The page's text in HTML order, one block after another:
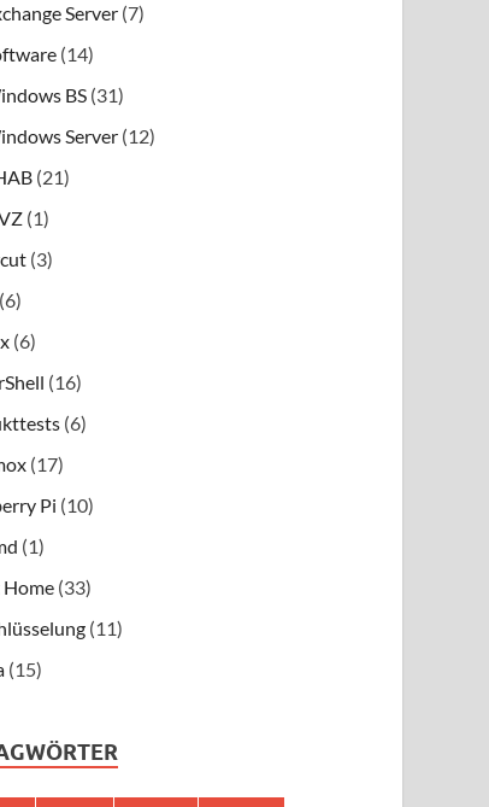
Server (7)
(14)
BS (31)
Server (12)
(21)
(1)
(3)
(6)
(6)
(16)
(6)
(17)
Pi (10)
(1)
Home (33)
(11)
(15)